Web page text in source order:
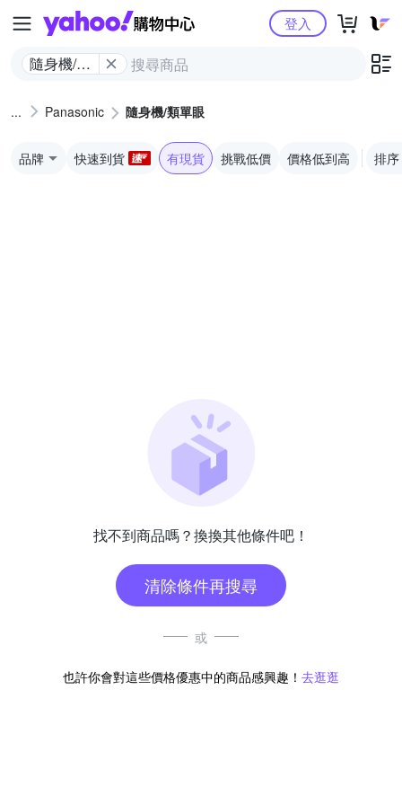
Yahoo購物中心
隨身機/類
登入
Panasonic 隨身機/類單眼
品牌 快速到貨 有現貨 挑戰低價 價格低到高 排序
找不到商品嗎？換換其他條件吧！
清除條件再搜尋
或
也許你會對這些價格優惠中的商品感興趣！ 去逛逛